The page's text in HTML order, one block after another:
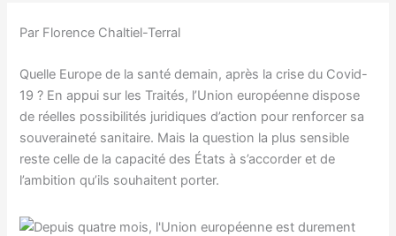
Par Florence Chaltiel-Terral
Quelle Europe de la santé demain, après la crise du Covid-
19 ? En appui sur les Traités, l’Union européenne dispose
de réelles possibilités juridiques d’action pour renforcer sa
souveraineté sanitaire. Mais la question la plus sensible
reste celle de la capacité des États à s’accorder et de
l’ambition qu’ils souhaitent porter.